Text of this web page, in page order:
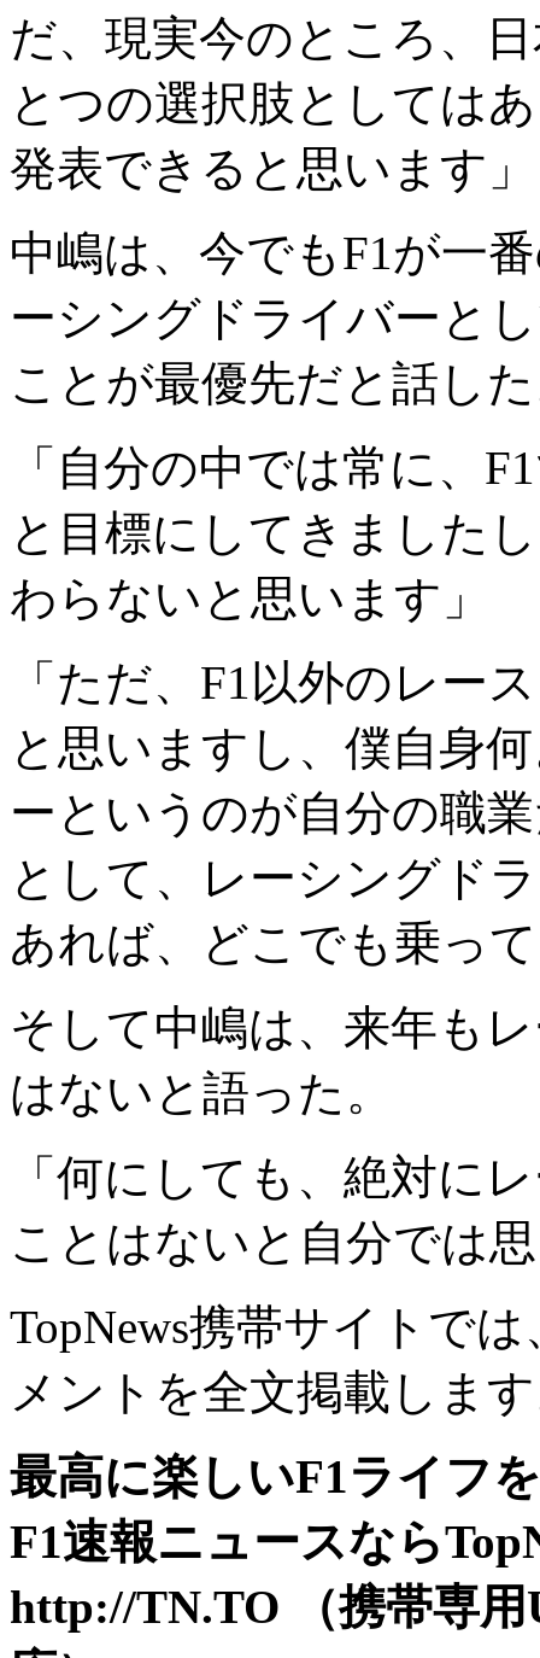
だ、現実今のところ、
とつの選択肢としては
発表できると思います」
中嶋は、今でもF1が一
ーシングドライバーと
ことが最優先だと話し
「自分の中では常に、
と目標にしてきました
わらないと思います」
「ただ、F1以外のレー
と思いますし、僕自身
ーというのが自分の職
として、レーシングド
あれば、どこでも乗っ
そして中嶋は、来年も
はないと語った。
「何にしても、絶対に
ことはないと自分では
TopNews携帯サイトで
メントを全文掲載しま
最高に楽しいF1ライフ
F1速報ニュースなら
http://TN.TO （携帯専